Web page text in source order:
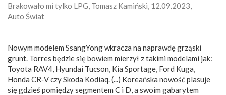
Brakowało mi tylko LPG, Tomasz Kamiński, 12.09.2023,
Auto Świat
Nowym modelem SsangYong wkracza na naprawdę grząski
grunt. Torres będzie się bowiem mierzył z takimi modelami jak:
Toyota RAV4, Hyundai Tucson, Kia Sportage, Ford Kuga,
Honda CR‑V czy Skoda Kodiaq. (...) Koreańska nowość plasuje
się gdzieś pomiędzy segmentem C i D, a swoim gabarytem